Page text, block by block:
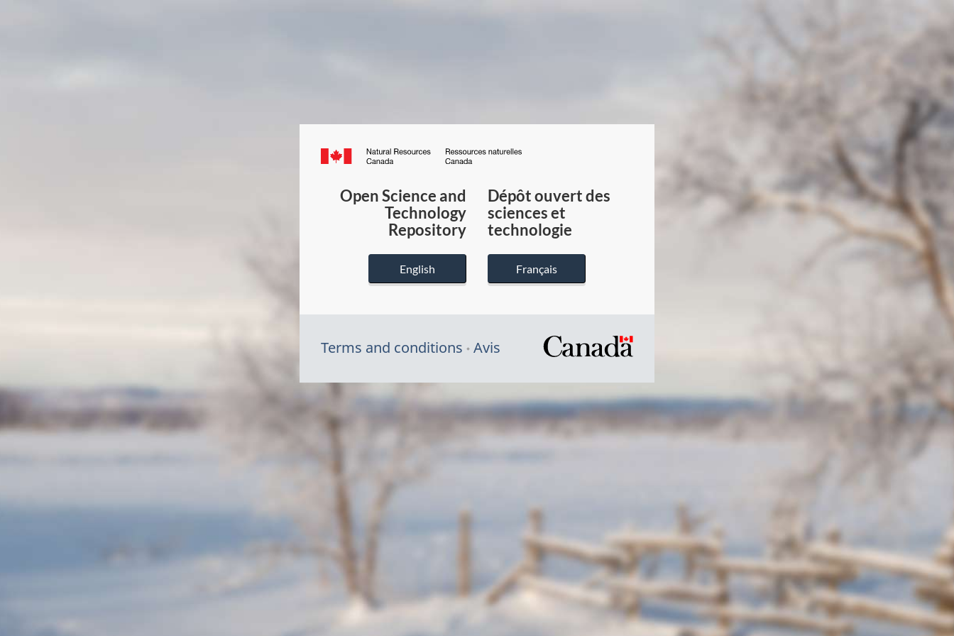
Canada.ca
du
Canada
Open Science and
Technology
Repository
English
Dépôt ouvert des
sciences et
technologie
Français
Terms and conditions Avis
/
du
gouvernement
du